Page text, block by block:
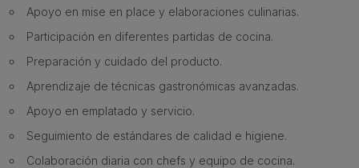
Apoyo en mise en place y elaboraciones culinarias.
Participación en diferentes partidas de cocina.
Preparación y cuidado del producto.
Aprendizaje de técnicas gastronómicas avanzadas.
Apoyo en emplatado y servicio.
Seguimiento de estándares de calidad e higiene.
Colaboración diaria con chefs y equipo de cocina.